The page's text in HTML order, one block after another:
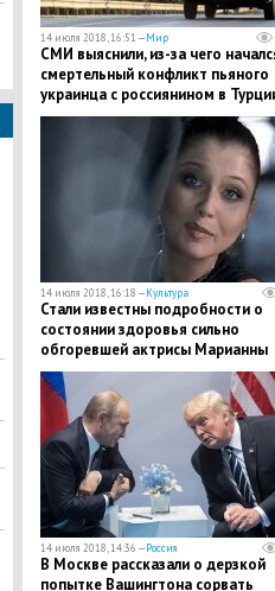
14 июля 2018, 16:51 —Мир
СМИ выяснили, из-за чего
смертельный конфликт пьяного
украинца с россиянином в
14 июля 2018, 16:18 —Культура
Стали известны подробности о
состоянии здоровья сильно
обгоревшей актрисы Марианны
Рубинчик
14 июля 2018, 14:36 —Россия
В Москве рассказали о дерзкой
попытке Вашингтона сорвать